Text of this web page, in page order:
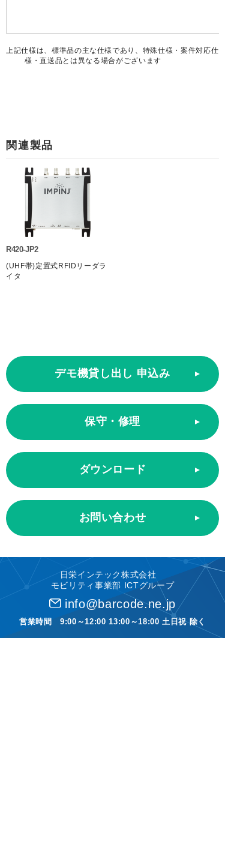
上記仕様は、標準品の主な仕様であり、特殊仕様・案件対応仕
様・直送品とは異なる場合がございます
関連製品
R420-JP2
(UHF帯)定置式RFIDリーダラ
イタ
デモ機貸し出し 申込み
保守・修理
ダウンロード
お問い合わせ
日栄インテック株式会社
モビリティ事業部 ICTグループ
info@barcode.ne.jp
営業時間 9:00～12:00 13:00～18:00 土日祝 除く